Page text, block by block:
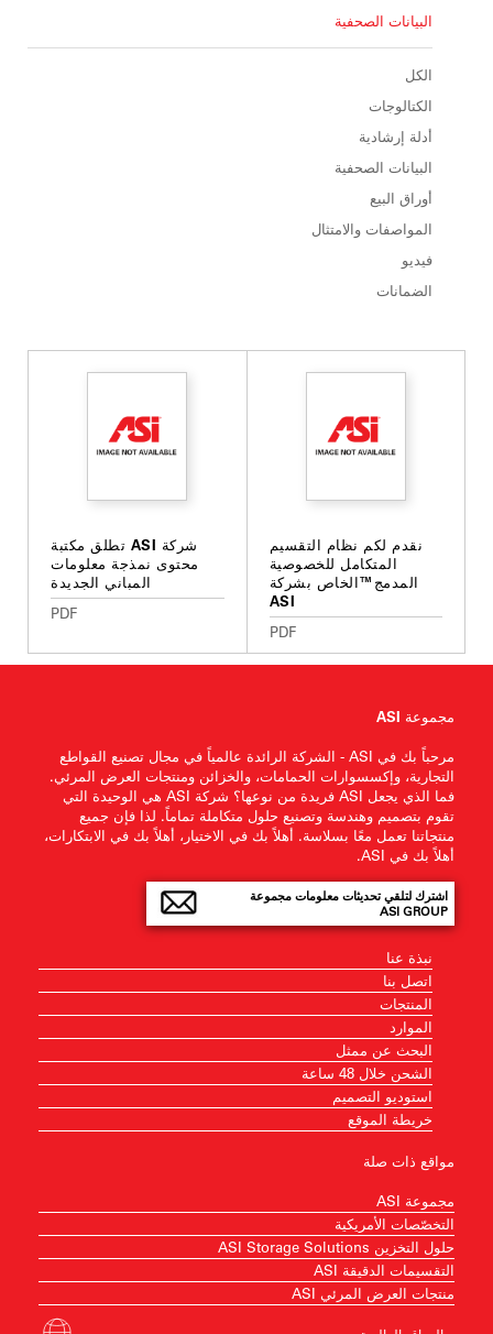
البيانات الصحفية
الكل
الكتالوجات
أدلة إرشادية
البيانات الصحفية
أوراق البيع
المواصفات والامتثال
فيديو
الضمانات
نقدم لكم نظام التقسيم
المتكامل للخصوصية
المدمج™الخاص بشركة
ASI
PDF
شركة ASI تطلق مكتبة
محتوى نمذجة معلومات
المباني الجديدة
PDF
مجموعة ASI
مرحباً بك في ASI - الشركة الرائدة عالمياً في مجال تصنيع القواطع
التجارية، وإكسسوارات الحمامات، والخزائن ومنتجات العرض المرئي.
فما الذي يجعل ASI فريدة من نوعها؟ شركة ASI هي الوحيدة التي
تقوم بتصميم وهندسة وتصنيع حلول متكاملة تماماً. لذا فإن جميع
منتجاتنا تعمل معًا بسلاسة. أهلاً بك في الاختيار، أهلاً بك في الابتكارات،
أهلاً بك في ASI.
اشترك لتلقي تحديثات معلومات مجموعة
ASI GROUP
نبذة عنا
اتصل بنا
المنتجات
الموارد
البحث عن ممثل
الشحن خلال 48 ساعة
استوديو التصميم
خريطة الموقع
مواقع ذات صلة
مجموعة ASI
التخصّصات الأمريكية
حلول التخزين ASI Storage Solutions
التقسيمات الدقيقة ASI
منتجات العرض المرئي ASI